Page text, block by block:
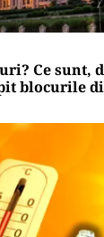
Ce sunt,
blocurile